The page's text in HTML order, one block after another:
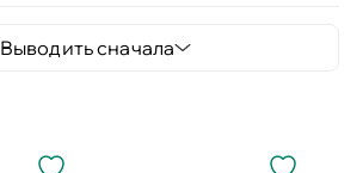
Выводить сначала